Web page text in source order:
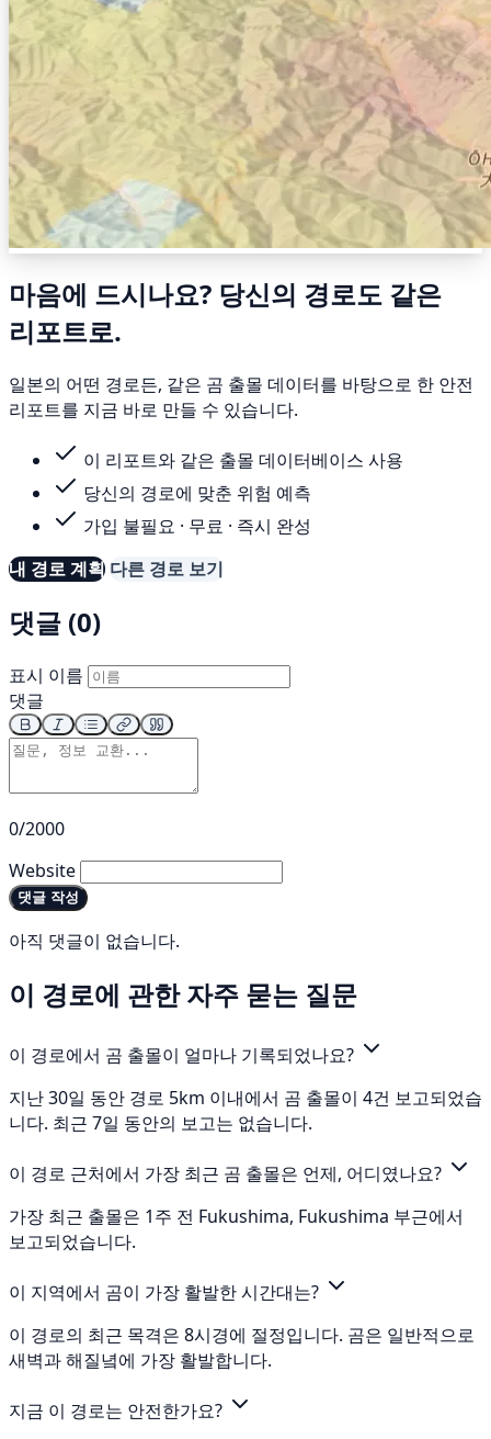
마음에 드시나요? 당신의 경로도 같은
리포트로.
일본의 어떤 경로든, 같은 곰 출몰 데이터를 바탕으로 한 안전
리포트를 지금 바로 만들 수 있습니다.
이 리포트와 같은 출몰 데이터베이스 사용
당신의 경로에 맞춘 위험 예측
가입 불필요 · 무료 · 즉시 완성
내 경로 계획 다른 경로 보기
댓글 (0)
표시 이름
댓글
0/2000
Website
댓글 작성
아직 댓글이 없습니다.
이 경로에 관한 자주 묻는 질문
이 경로에서 곰 출몰이 얼마나 기록되었나요?
지난 30일 동안 경로 5km 이내에서 곰 출몰이 4건 보고되었습
니다. 최근 7일 동안의 보고는 없습니다.
이 경로 근처에서 가장 최근 곰 출몰은 언제, 어디였나요?
가장 최근 출몰은 1주 전 Fukushima, Fukushima 부근에서
보고되었습니다.
이 지역에서 곰이 가장 활발한 시간대는?
이 경로의 최근 목격은 8시경에 절정입니다. 곰은 일반적으로
새벽과 해질녘에 가장 활발합니다.
지금 이 경로는 안전한가요?